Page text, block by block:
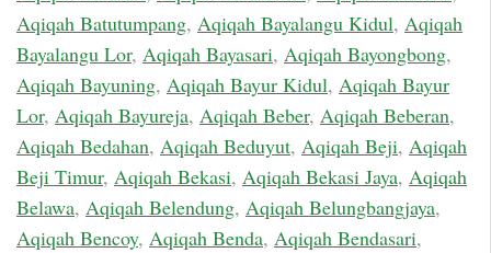
Aqiqah Batutumpang, Aqiqah Bayalangu Kidul, Aqiqah
Bayalangu Lor, Aqiqah Bayasari, Aqiqah Bayongbong,
Aqiqah Bayuning, Aqiqah Bayur Kidul, Aqiqah Bayur
Lor, Aqiqah Bayureja, Aqiqah Beber, Aqiqah Beberan,
Aqiqah Bedahan, Aqiqah Beduyut, Aqiqah Beji, Aqiqah
Beji Timur, Aqiqah Bekasi, Aqiqah Bekasi Jaya, Aqiqah
Belawa, Aqiqah Belendung, Aqiqah Belungbangjaya,
Aqiqah Bencoy, Aqiqah Benda, Aqiqah Bendasari,